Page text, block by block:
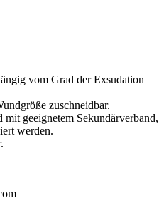
vom Grad der Exsudation
zuschneidbar.
geeignetem Sekundär­verband,
werden.